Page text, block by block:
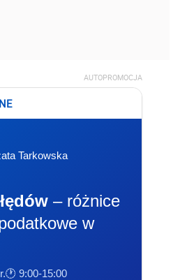
AUTOPROMOCJA
Tarkowska
– różnice
w
🕐 9:00-15:00